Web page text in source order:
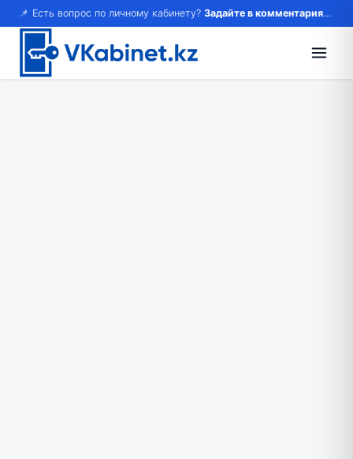
📌 Есть вопрос по личному кабинету? Задайте в комментариях — ответим!